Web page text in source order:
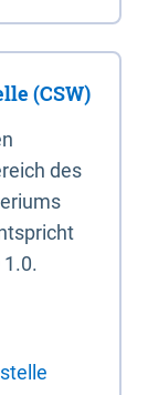
(CSW)
des